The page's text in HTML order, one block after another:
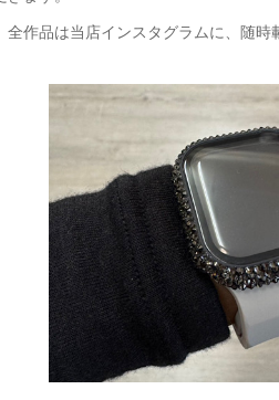
作品は当店インスタグラムに、随時